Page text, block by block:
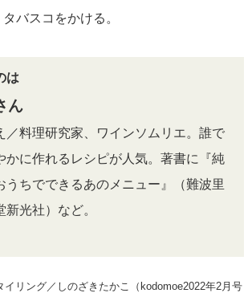
バスコをかける。
は
ん
／料理研究家、ワインソムリエ。誰で
かに作れるレシピが人気。著書に『純
ちでできるあのメニュー』（難波里
光社）など。
リング／しのざきたかこ（kodomoe2022年2月号